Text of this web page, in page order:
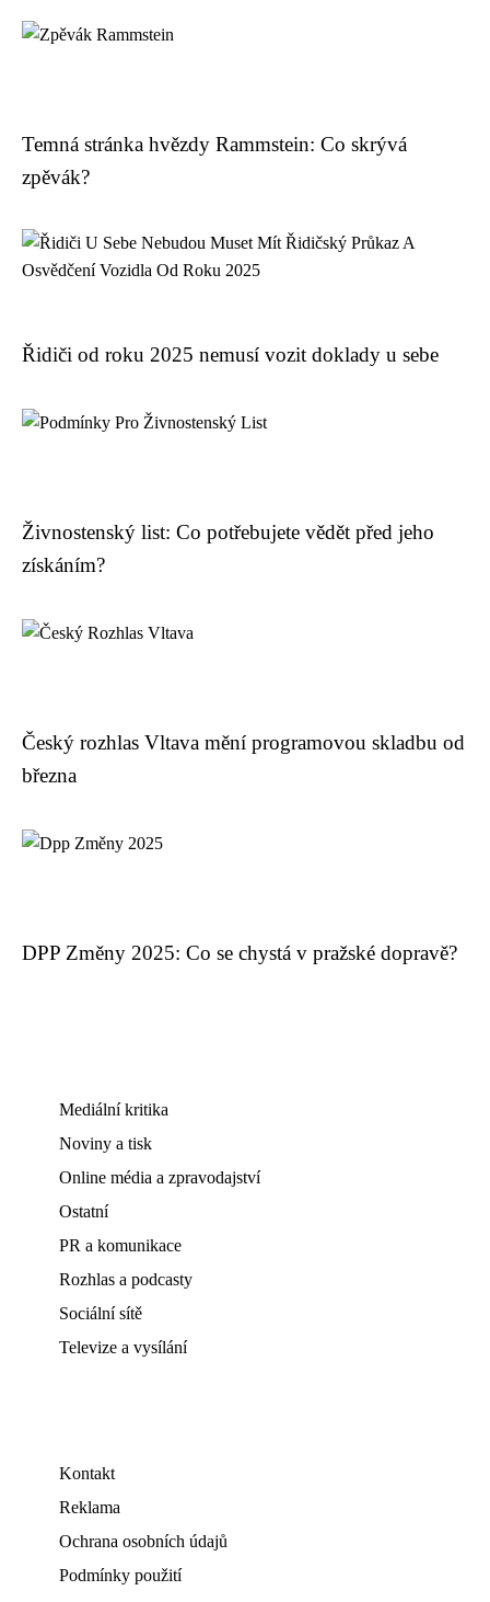
Temná stránka hvězdy Rammstein: Co skrývá
zpěvák?
Řidiči od roku 2025 nemusí vozit doklady u sebe
Živnostenský list: Co potřebujete vědět před jeho
získáním?
Český rozhlas Vltava mění programovou skladbu od
března
DPP Změny 2025: Co se chystá v pražské dopravě?
Mediální kritika
Noviny a tisk
Online média a zpravodajství
Ostatní
PR a komunikace
Rozhlas a podcasty
Sociální sítě
Televize a vysílání
Kontakt
Reklama
Ochrana osobních údajů
Podmínky použití